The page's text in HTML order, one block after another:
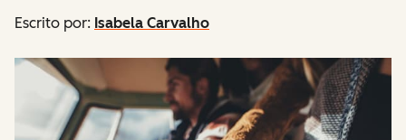
Escrito por: Isabela Carvalho